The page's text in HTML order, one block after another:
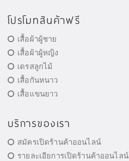
โปรโมทสินค้าฟรี
เสื้อผ้าผู้ชาย
เสื้อผ้าผู้หญิง
เดรสลูกไม้
เสื้อกันหนาว
เสื้อแขนยาว
บริการของเรา
สมัครเปิดร้านค้าออนไลน์
รายละเอียการเปิดร้านค้าออนไลน์